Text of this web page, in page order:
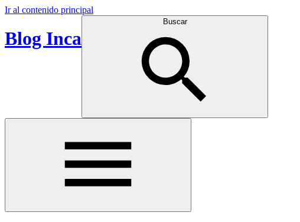
Ir al contenido principal
Blog Inca
Buscar